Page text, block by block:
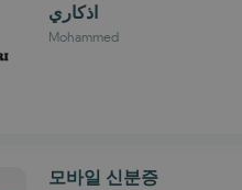
اذكاري
Mohammed
모바일 신분증